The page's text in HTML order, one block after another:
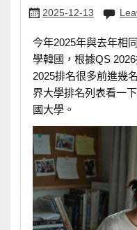
2025-12-13
今年2025年與去年相
學韓國，根據QS
2025排名很多前進幾
界大學排名列表看一
國大學。